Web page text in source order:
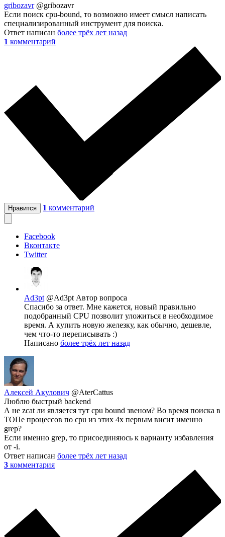
gribozavr @gribozavr
Если поиск cpu-bound, то возможно имеет смысл написать
специализированный инструмент для поиска.
Ответ написан более трёх лет назад
1 комментарий
Нравится 1 комментарий
Facebook
Вконтакте
Twitter
Ad3pt @Ad3pt Автор вопроса
Спасибо за ответ. Мне кажется, новый правильно
подобранный CPU позволит уложиться в необходимое
время. А купить новую железку, как обычно, дешевле,
чем что-то переписывать :)
Написано более трёх лет назад
Алексей Акулович @AterCattus
Люблю быстрый backend
А не zcat ли является тут cpu bound звеном? Во время поиска в
ТОПе процессов по cpu из этих 4х первым висит именно
grep?
Если именно grep, то присоединяюсь к варианту избавления
от -i.
Ответ написан более трёх лет назад
3 комментария